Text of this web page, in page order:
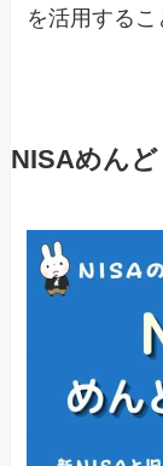
を活用するこ
NISAめん